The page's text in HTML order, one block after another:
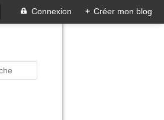
Connexion + Créer mon blog